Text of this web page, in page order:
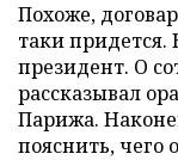
Похоже,
таки придется.
президент. О
рассказывал
Парижа.
пояснить, чего